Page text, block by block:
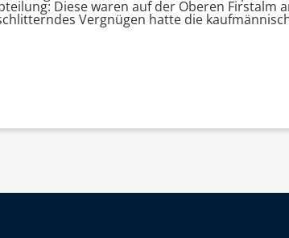
Diese waren auf der Oberen
Vergnügen hatte die